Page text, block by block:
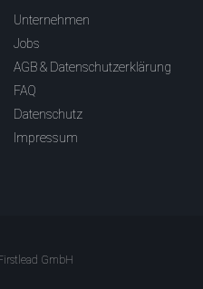
Unternehmen
Jobs
AGB & Datenschutzerklärung
FAQ
Datenschutz
Impressum
GmbH